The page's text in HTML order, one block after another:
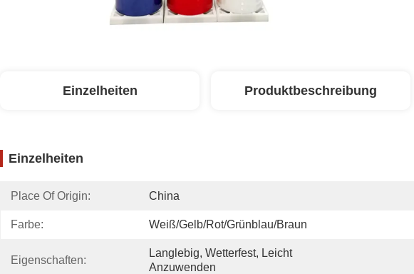
Einzelheiten Produktbeschreibung
Einzelheiten
Place Of Origin: China
Farbe: Weiß/gelb/rot/grünblau/braun
Eigenschaften:
Langlebig, Wetterfest, Leicht
Anzuwenden